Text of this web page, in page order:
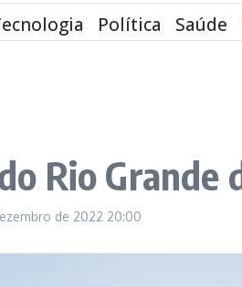
Política Saúde
Rio Grande
de 2022 20:00